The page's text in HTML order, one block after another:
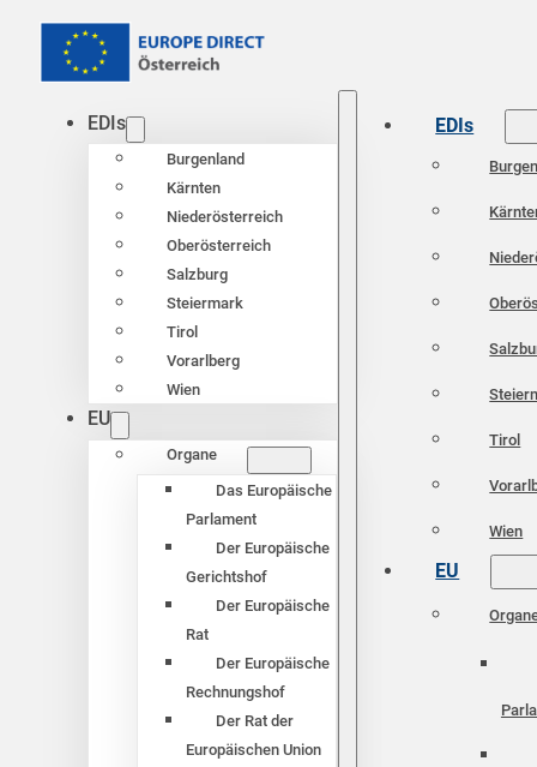
EDIs
Burgenland
Kärnten
Niederösterreich
Oberösterreich
Salzburg
Steiermark
Tirol
Vorarlberg
Wien
EU
Organe
Das Europäische
Parlament
Der Europäische
Gerichtshof
Der Europäische
Rat
Der Europäische
Rechnungshof
Der Rat der
Europäischen Union
EDIs
Tirol
Wien
EU